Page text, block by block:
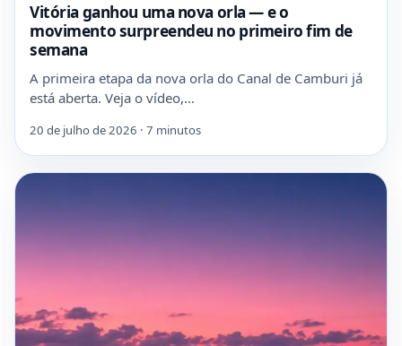
Vitória ganhou uma nova orla — e o
movimento surpreendeu no primeiro fim de
semana
A primeira etapa da nova orla do Canal de Camburi já
está aberta. Veja o vídeo,…
20 de julho de 2026 · 7 minutos